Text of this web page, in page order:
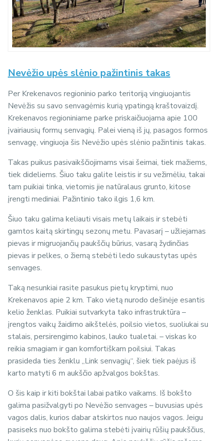
Nevėžio upės slėnio pažintinis takas
Per Krekenavos regioninio parko teritoriją vingiuojantis
Nevėžis su savo senvagėmis kurią ypatingą kraštovaizdį.
Krekenavos regioniniame parke priskaičiuojama apie 100
įvairiausių formų senvagių. Palei vieną iš jų, pasagos formos
senvagę, vingiuoja šis Nevėžio upės slėnio pažintinis takas.
Takas puikus pasivaikščiojimams visai šeimai, tiek mažiems,
tiek dideliems. Šiuo taku galite leistis ir su vežimėliu, takai
tam puikiai tinka, vietomis jie natūralaus grunto, kitose
įrengti mediniai. Pažintinio tako ilgis 1,6 km.
Šiuo taku galima keliauti visais metų laikais ir stebėti
gamtos kaitą skirtingų sezonų metu. Pavasarį – užliejamas
pievas ir migruojančių paukščių būrius, vasarą žydinčias
pievas ir pelkes, o žiemą stebėti ledo sukaustytas upės
senvages.
Taką nesunkiai rasite pasukus pietų kryptimi, nuo
Krekenavos apie 2 km. Tako vietą nurodo dešinėje esantis
kelio ženklas. Puikiai sutvarkyta tako infrastruktūra –
įrengtos vaikų žaidimo aikštelės, poilsio vietos, suoliukai su
stalais, persirengimo kabinos, lauko tualetai. – viskas ko
reikia smagiam ir gan komfortiškam poilsiui. Takas
prasideda ties ženklu „Link senvagių“, šiek tiek paėjus iš
karto matyti 6 m aukščio apžvalgos bokštas.
O šis kaip ir kiti bokštai labai patiko vaikams. Iš bokšto
galima pasižvalgyti po Nevėžio senvages – buvusias upės
vagos dalis, kurios dabar atskirtos nuo naujos vagos. Jeigu
pasiseks nuo bokšto galima stebėti įvairių rūšių paukščius,